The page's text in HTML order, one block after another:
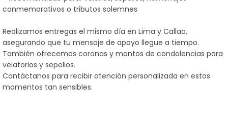
conmemorativos o tributos solemnes
Realizamos entregas el mismo día en Lima y Callao,
asegurando que tu mensaje de apoyo llegue a tiempo.
También ofrecemos coronas y mantos de condolencias para
velatorios y sepelios.
Contáctanos para recibir atención personalizada en estos
momentos tan sensibles.